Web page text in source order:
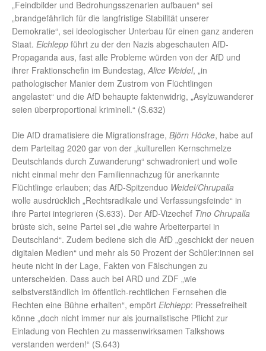
„Feindbilder und Bedrohungsszenarien aufbauen“ sei
„brandgefährlich für die langfristige Stabilität unserer
Demokratie“, sei ideologischer Unterbau für einen ganz anderen
Staat. Elchlepp führt zu der den Nazis abgeschauten AfD-
Propaganda aus, fast alle Probleme würden von der AfD und
ihrer Fraktionschefin im Bundestag,Alice Weidel, „in
pathologischer Manier dem Zustrom von Flüchtlingen
angelastet“ und die AfD behaupte faktenwidrig, „Asylzuwanderer
seien überproportional kriminell.“ (S.632)
Die AfD dramatisiere die Migrationsfrage, Björn Höcke, habe auf
dem Parteitag 2020 gar von der „kulturellen Kernschmelze
Deutschlands durch Zuwanderung“ schwadroniert und wolle
nicht einmal mehr den Familiennachzug für anerkannte
Flüchtlinge erlauben; das AfD-Spitzenduo Weidel/Chrupalla
wolle ausdrücklich „Rechtsradikale und Verfassungsfeinde“ in
ihre Partei integrieren (S.633). Der AfD-Vizechef Tino Chrupalla
brüste sich, seine Partei sei „die wahre Arbeiterpartei in
Deutschland“. Zudem bediene sich die AfD „geschickt der neuen
digitalen Medien“ und mehr als 50 Prozent der Schüler:innen sei
heute nicht in der Lage, Fakten von Fälschungen zu
unterscheiden. Dass auch bei ARD und ZDF „wie
selbstverständlich im öffentlich-rechtlichen Fernsehen die
Rechten eine Bühne erhalten“, empört Elchlepp: Pressefreiheit
könne „doch nicht immer nur als journalistische Pflicht zur
Einladung von Rechten zu massenwirksamen Talkshows
verstanden werden!“ (S.643)